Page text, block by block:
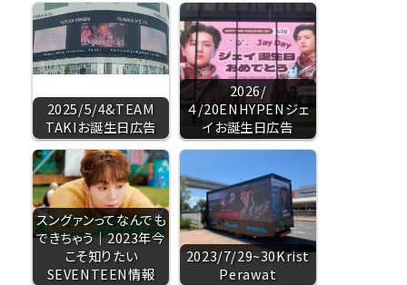
2025/5/4&TEAM
TAKIお誕生日広告
2026/
４/20ENHYPENジェ
イお誕生日広告
スングァンってなんでも
できちゃう｜2023年今
こそ知りたい
SEVENTEEN情報
2023/7/29~30Krist
Perawat